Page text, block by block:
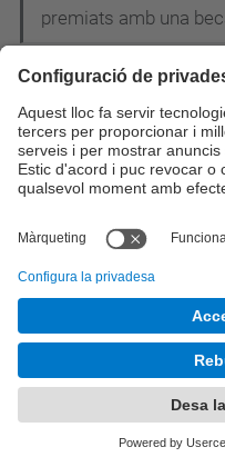
premiats amb una
Extraordinary pre-
Masters
Programa d'inclusió i
Sostenibilitat i
Dilluns 13 de Juliol -
estudiants de nou
Des del curs 2015-
nou Grau en
Aeroespacials i